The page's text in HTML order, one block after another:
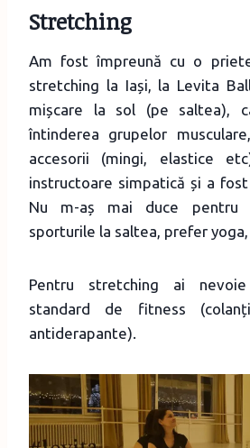
Stretching
Am fost împreună cu o
stretching la Iași, la Levita
mișcare la sol (pe saltea),
întinderea grupelor
accesorii (mingi, elastice
instructoare simpatică și a
Nu m-aș mai duce pentru
sporturile la saltea, prefer
Pentru stretching ai
standard de fitness
antiderapante).